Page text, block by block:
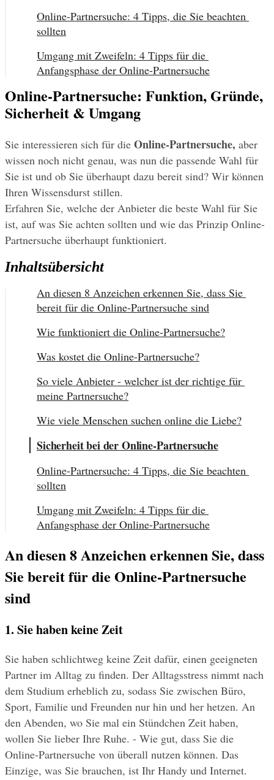
Online-Partnersuche: 4 Tipps, die Sie beachten
sollten
Umgang mit Zweifeln: 4 Tipps für die
Anfangsphase der Online-Partnersuche
Online-Partnersuche: Funktion, Gründe,
Sicherheit & Umgang
Sie interessieren sich für die Online-Partnersuche, aber
wissen noch nicht genau, was nun die passende Wahl für
Sie ist und ob Sie überhaupt dazu bereit sind? Wir können
Ihren Wissensdurst stillen.
Erfahren Sie, welche der Anbieter die beste Wahl für Sie
ist, auf was Sie achten sollten und wie das Prinzip Online-
Partnersuche überhaupt funktioniert.
Inhaltsübersicht
An diesen 8 Anzeichen erkennen Sie, dass Sie
bereit für die Online-Partnersuche sind
Wie funktioniert die Online-Partnersuche?
Was kostet die Online-Partnersuche?
So viele Anbieter - welcher ist der richtige für
meine Partnersuche?
Wie viele Menschen suchen online die Liebe?
Sicherheit bei der Online-Partnersuche
Online-Partnersuche: 4 Tipps, die Sie beachten
sollten
Umgang mit Zweifeln: 4 Tipps für die
Anfangsphase der Online-Partnersuche
An diesen 8 Anzeichen erkennen Sie, dass
Sie bereit für die Online-Partnersuche
sind
1. Sie haben keine Zeit
Sie haben schlichtweg keine Zeit dafür, einen geeigneten
Partner im Alltag zu finden. Der Alltagsstress nimmt nach
dem Studium erheblich zu, sodass Sie zwischen Büro,
Sport, Familie und Freunden nur hin und her hetzen. An
den Abenden, wo Sie mal ein Stündchen Zeit haben,
wollen Sie lieber Ihre Ruhe. - Wie gut, dass Sie die
Online-Partnersuche von überall nutzen können. Das
Einzige, was Sie brauchen, ist Ihr Handy und Internet.